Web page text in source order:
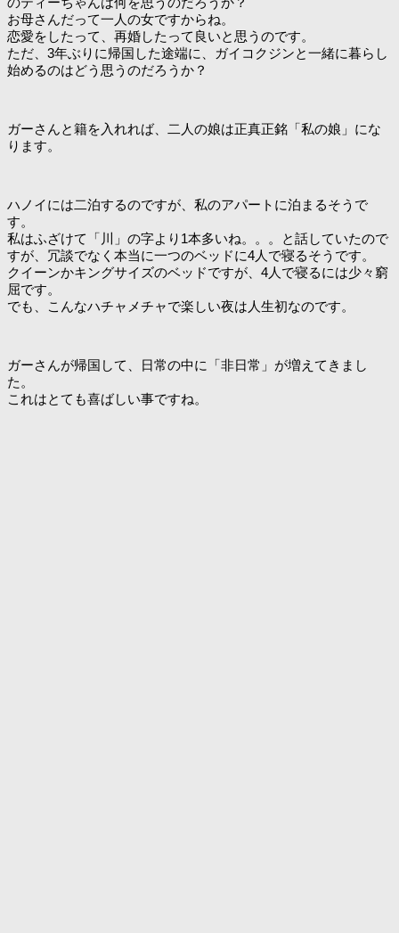
お母さんだって一人の女ですからね。
恋愛をしたって、再婚したって良いと思うのです。
ただ、3年ぶりに帰国した途端に、ガイコクジンと一緒に暮らし
始めるのはどう思うのだろうか？
ガーさんと籍を入れれば、二人の娘は正真正銘「私の娘」にな
ります。
ハノイには二泊するのですが、私のアパートに泊まるそうで
す。
私はふざけて「川」の字より1本多いね。。。と話していたので
すが、冗談でなく本当に一つのベッドに4人で寝るそうです。
クイーンかキングサイズのベッドですが、4人で寝るには少々窮
屈です。
でも、こんなハチャメチャで楽しい夜は人生初なのです。
ガーさんが帰国して、日常の中に「非日常」が増えてきまし
た。
これはとても喜ばしい事ですね。